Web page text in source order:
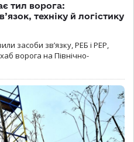
тил ворога:
техніку й логістику
засоби зв’язку, РЕБ і РЕР,
ворога на Північно-